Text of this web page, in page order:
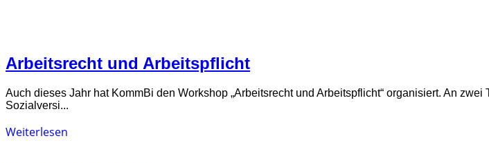
Arbeitsrecht und Arbeitspflicht
Auch dieses Jahr hat KommBi den Workshop „Arbeitsrecht und Arbeitspflicht“ organisiert. An
Sozialversi...
Weiterlesen